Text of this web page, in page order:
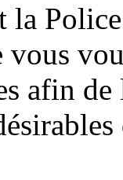
la
afin